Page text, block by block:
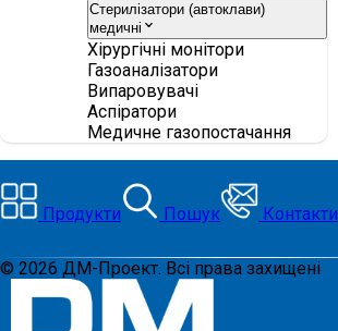
Стерилізатори (автоклави)
медичні
Хірургічні монітори
Газоаналізатори
Випаровувачі
Аспіратори
Медичне газопостачання
Продукти Пошук Контакти
© 2026 ДМ-Проект. Всі права захищені